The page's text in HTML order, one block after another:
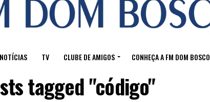
TV CLUBE DE AMIGOS CONHEÇA A FM DOM BOSCO
tagged "código"